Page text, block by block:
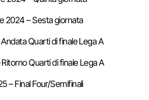
2024 – Sesta giornata
Quarti di finale Lega A
Quarti di finale Lega A
– Final Four/Semifinali